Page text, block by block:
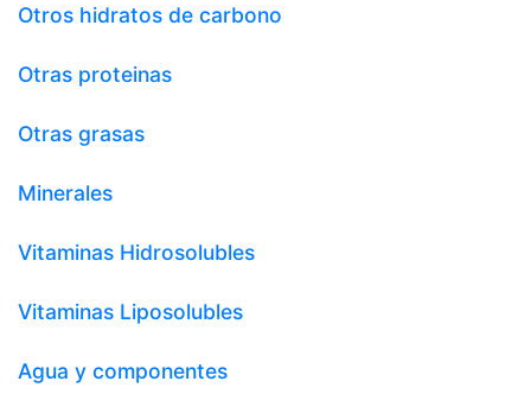
Otros hidratos de carbono
Otras proteinas
Otras grasas
Minerales
Vitaminas Hidrosolubles
Vitaminas Liposolubles
Agua y componentes